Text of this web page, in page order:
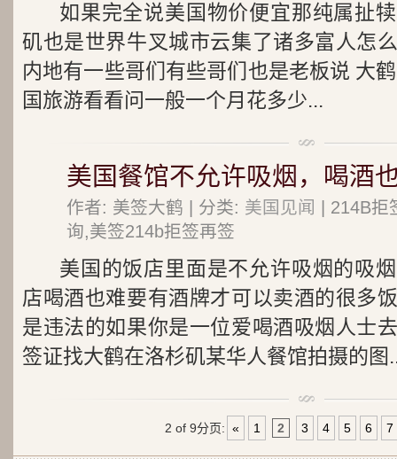
如果完全说美国物价便宜那纯属扯
矶也是世界牛叉城市云集了诸多富人怎
内地有一些哥们有些哥们也是老板说 大
国旅游看看问一般一个月花多少...
美国餐馆不允许吸烟，喝酒
作者: 美签大鹤 | 分类: 美国见闻
| 214B
询,美签214b拒签再签
美国的饭店里面是不允许吸烟的吸
店喝酒也难要有酒牌才可以卖酒的很多
是违法的如果你是一位爱喝酒吸烟人士
签证找大鹤在洛杉矶某华人餐馆拍摄的图
2 of 9分页: « 1 2 3 4 5 6 7